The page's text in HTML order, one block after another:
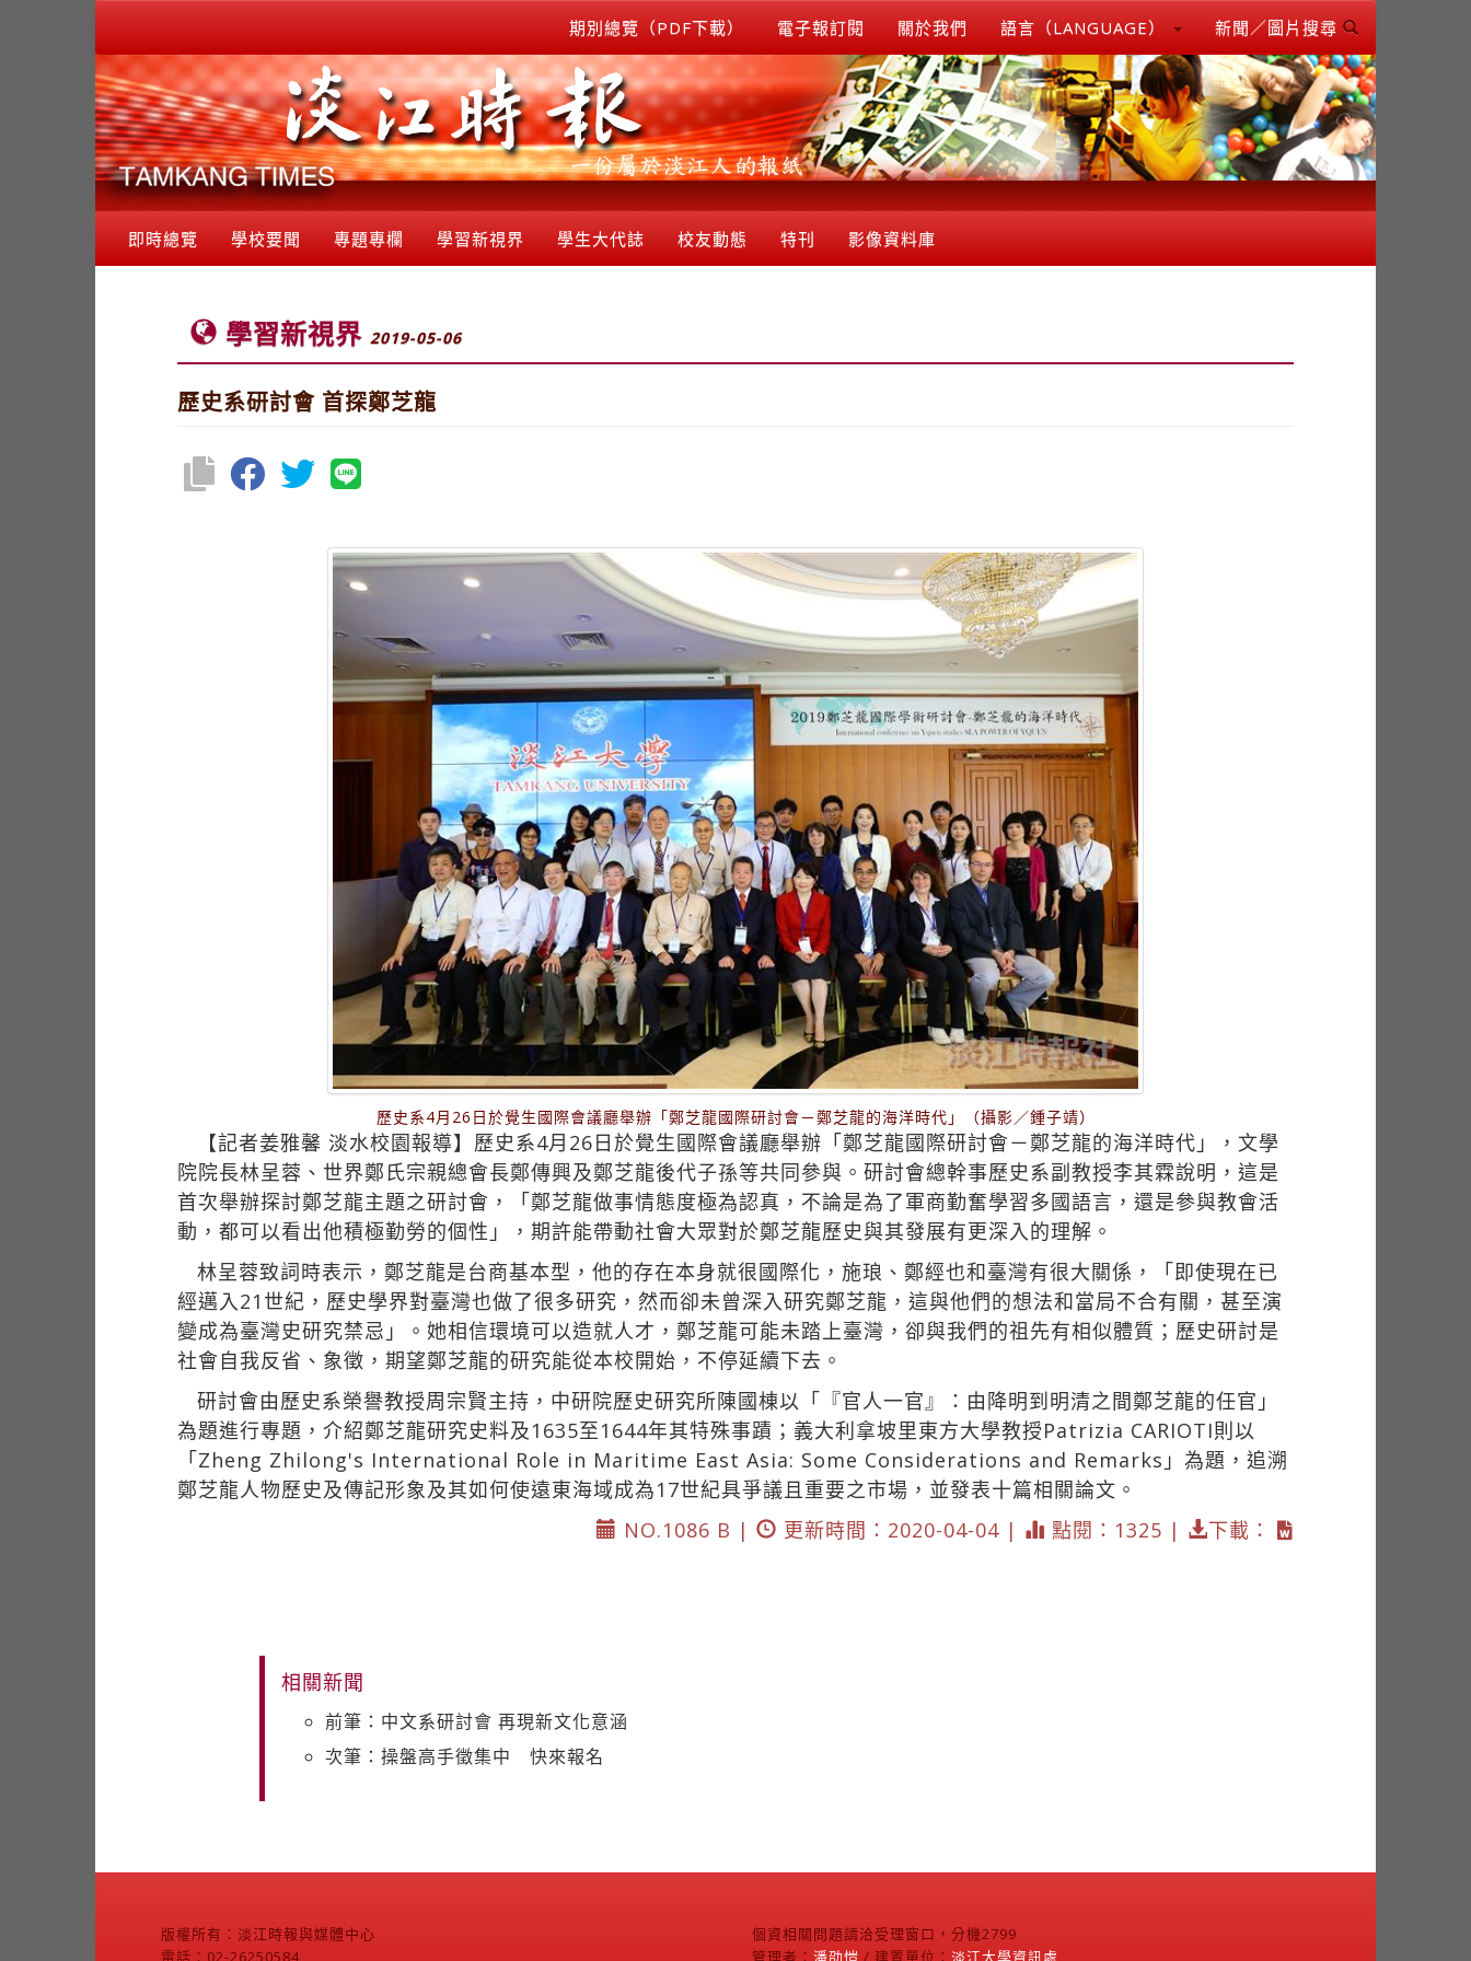
期別總覽（PDF下載） 電子報訂閱 關於我們 語言（LANGUAGE） 新聞／圖片搜尋
即時總覽 學校要聞 專題專欄 學習新視界 學生大代誌 校友動態 特刊 影像資料庫
學習新視界 2019-05-06
歷史系研討會 首探鄭芝龍
歷史系4月26日於覺生國際會議廳舉辦「鄭芝龍國際研討會－鄭芝龍的海洋時代」（攝影／鍾子靖）
【記者姜雅馨 淡水校園報導】歷史系4月26日於覺生國際會議廳舉辦「鄭芝龍國際研討會－鄭芝龍的海洋時代」，文學
院院長林呈蓉、世界鄭氏宗親總會長鄭傳興及鄭芝龍後代子孫等共同參與。研討會總幹事歷史系副教授李其霖說明，這是
首次舉辦探討鄭芝龍主題之研討會，「鄭芝龍做事情態度極為認真，不論是為了軍商勤奮學習多國語言，還是參與教會活
動，都可以看出他積極勤勞的個性」，期許能帶動社會大眾對於鄭芝龍歷史與其發展有更深入的理解。
林呈蓉致詞時表示，鄭芝龍是台商基本型，他的存在本身就很國際化，施琅、鄭經也和臺灣有很大關係，「即使現在已
經邁入21世紀，歷史學界對臺灣也做了很多研究，然而卻未曾深入研究鄭芝龍，這與他們的想法和當局不合有關，甚至演
變成為臺灣史研究禁忌」。她相信環境可以造就人才，鄭芝龍可能未踏上臺灣，卻與我們的祖先有相似體質；歷史研討是
社會自我反省、象徵，期望鄭芝龍的研究能從本校開始，不停延續下去。
研討會由歷史系榮譽教授周宗賢主持，中研院歷史研究所陳國棟以「『官人一官』：由降明到明清之間鄭芝龍的任官」
為題進行專題，介紹鄭芝龍研究史料及1635至1644年其特殊事蹟；義大利拿坡里東方大學教授Patrizia CARIOTI則以
「Zheng Zhilong's International Role in Maritime East Asia: Some Considerations and Remarks」為題，追溯
鄭芝龍人物歷史及傳記形象及其如何使遠東海域成為17世紀具爭議且重要之市場，並發表十篇相關論文。
NO.1086 B |
更新時間：2020-04-04 | 點閱：1325 | 下載：
相關新聞
前筆：中文系研討會 再現新文化意涵
次筆：操盤高手徵集中 快來報名
版權所有：淡江時報與媒體中心
電話：02-26250584
個資相關問題請洽受理窗口，分機2799
管理者： 潘劭愷 / 建置單位： 淡江大學資訊處